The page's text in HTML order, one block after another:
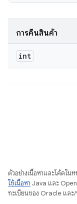
การคืนสินค้า
int
ตัวอย่างเนื้อหาและโค้ดใน
ใช้เนื้อหา Java และ
ทะเบียนของ Oracle และ/